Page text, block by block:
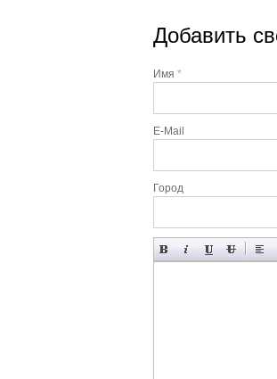
Добавить
Имя *
E-Mail
Город